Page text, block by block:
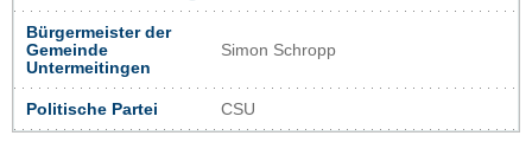
Bürgermeister der
Gemeinde
Untermeitingen
Simon Schropp
Politische Partei CSU